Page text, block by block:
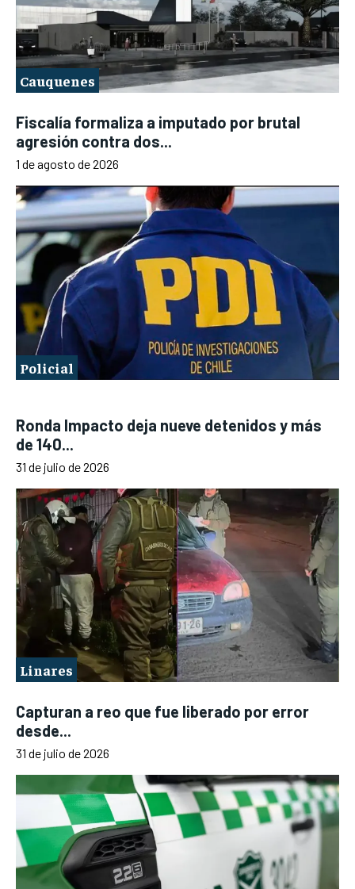
Cauquenes
Fiscalía formaliza a imputado por brutal
agresión contra dos...
1 de agosto de 2026
Policial
Ronda Impacto deja nueve detenidos y más
de 140...
31 de julio de 2026
Linares
Capturan a reo que fue liberado por error
desde...
31 de julio de 2026